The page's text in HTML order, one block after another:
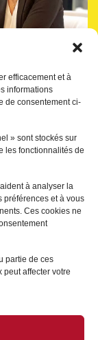
efficacement et à
informations
de consentement ci-
» sont stockés sur
les fonctionnalités de
à analyser la
préférences et à vous
Ces cookies ne
partie de ces
peut affecter votre
VUILLEMAIN
+